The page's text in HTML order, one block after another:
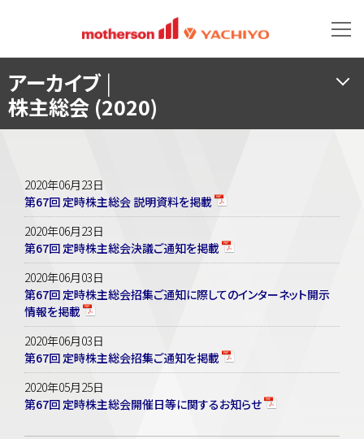
アーカイブ |
株主総会 (2020)
2020年06月23日
第67回 定時株主総会 説明資料を掲載
2020年06月23日
第67回 定時株主総会決議ご通知を掲載
2020年06月03日
第67回 定時株主総会招集ご通知に際してのインターネット開示
情報を掲載
2020年06月03日
第67回 定時株主総会招集ご通知を掲載
2020年05月25日
第67回 定時株主総会開催日等に関するお知らせ